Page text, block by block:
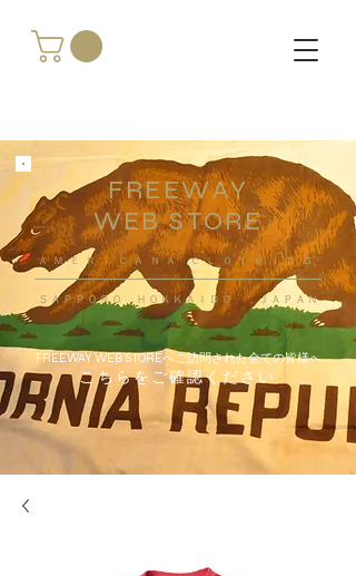
FREEWAY
WEB STORE
​ＡＭＥＲＩＣＡＮＡ ＣＬＯＴＨＩＮＧ
ＳＡＰＰＯＲＯ ＨＯＫＫＡＩＤＯ ，ＪＡＰＡＮ
FREEWAY WEB STOREへご訪問された全ての皆様へ
こちらをご確認ください